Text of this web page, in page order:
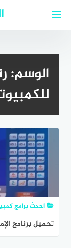
الوسم:
احدث برامج كمبيوتر